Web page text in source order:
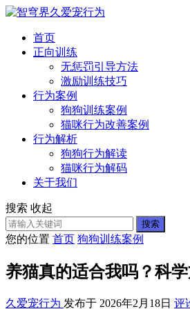
首页
正向训练
无惩罚引导方法
激励训练技巧
行为案例
狗狗训练案例
猫咪行为改善案例
行为解析
狗狗行为解读
猫咪行为解码
关于我们
搜索 收起
搜索
您的位置 首页 狗狗训练案例
养猫真的适合我吗？科
久爱宠行为 发布于 2026年2月18日 评